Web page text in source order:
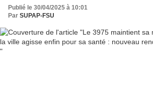
Publié le 30/04/2025 à 10:01
Par SUPAP-FSU